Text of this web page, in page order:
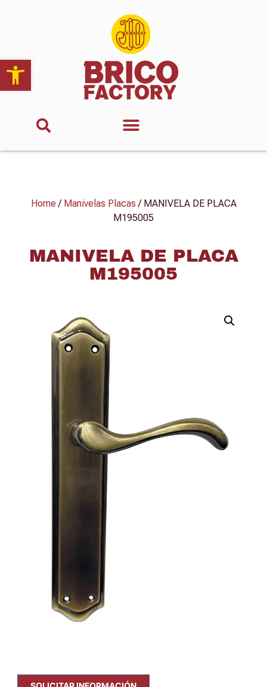
Abrir barra de herramientas
Home/ Manivelas Placas / MANIVELA DE PLACA
M195005
MANIVELA DE PLACA
M195005